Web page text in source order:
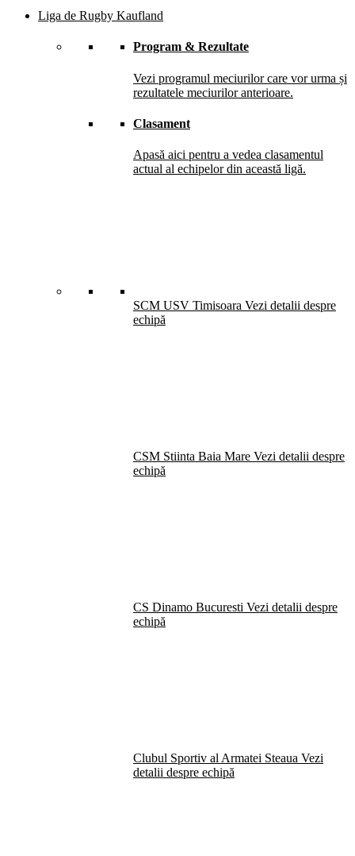
Liga de Rugby Kaufland
Program & Rezultate
Vezi programul meciurilor care vor urma și
rezultatele meciurilor anterioare.
Clasament
Apasă aici pentru a vedea clasamentul
actual al echipelor din această ligă.
SCM USV Timisoara Vezi detalii despre
echipă
CSM Stiinta Baia Mare Vezi detalii despre
echipă
CS Dinamo Bucuresti Vezi detalii despre
echipă
Clubul Sportiv al Armatei Steaua Vezi
detalii despre echipă